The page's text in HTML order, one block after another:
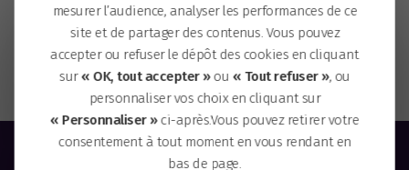
Un écocentre dédié à la gestion raisonnée des terres et
déblais issus des chantiers
Santé, inclusion et activité physique - Trois nouvelles
mesurer l’audience, analyser les performances de ce
site et de partager des contenus. Vous pouvez
accepter ou refuser le dépôt des cookies en cliquant
sur« OK, tout accepter »ou « Tout refuser », ou
personnaliser vos choix en cliquant sur
« Personnaliser »ci-après.Vous pouvez retirer votre
consentement à tout moment en vous rendant en
bas de page.